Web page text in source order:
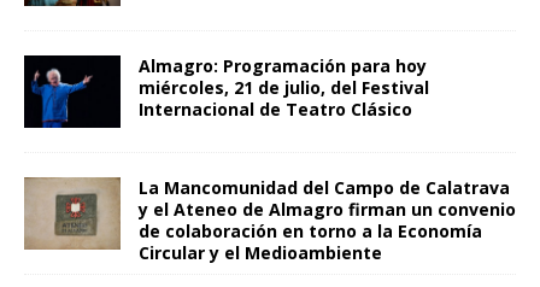
Almagro: Programación para hoy
miércoles, 21 de julio, del Festival
Internacional de Teatro Clásico
La Mancomunidad del Campo de Calatrava
y el Ateneo de Almagro firman un convenio
de colaboración en torno a la Economía
Circular y el Medioambiente